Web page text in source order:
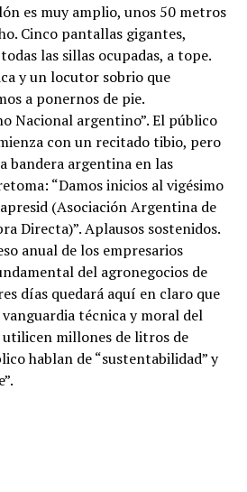
es muy amplio, unos 50 metros
Cinco pantallas gigantes,
las sillas ocupadas, a tope.
y un locutor sobrio que
a ponernos de pie.
Nacional argentino”. El público
con un recitado tibio, pero
bandera argentina en las
“Damos inicios al vigésimo
(Asociación Argentina de
Directa)”. Aplausos sostenidos.
anual de los empresarios
del agronegocios de
días quedará aquí en claro que
técnica y moral del
utilicen millones de litros de
hablan de “sustentabilidad” y